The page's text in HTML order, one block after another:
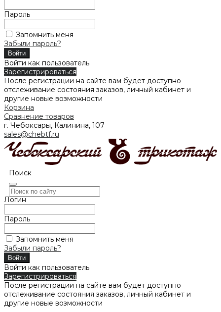
Пароль
Запомнить меня
Забыли пароль?
Войти как пользователь
Зарегистрироваться
После регистрации на сайте вам будет доступно
отслеживание состояния заказов, личный кабинет и
другие новые возможности
Корзина
Сравнение товаров
г. Чебоксары, Калинина, 107
sales@chebtf.ru
Поиск
Логин
Пароль
Запомнить меня
Забыли пароль?
Войти как пользователь
Зарегистрироваться
После регистрации на сайте вам будет доступно
отслеживание состояния заказов, личный кабинет и
другие новые возможности